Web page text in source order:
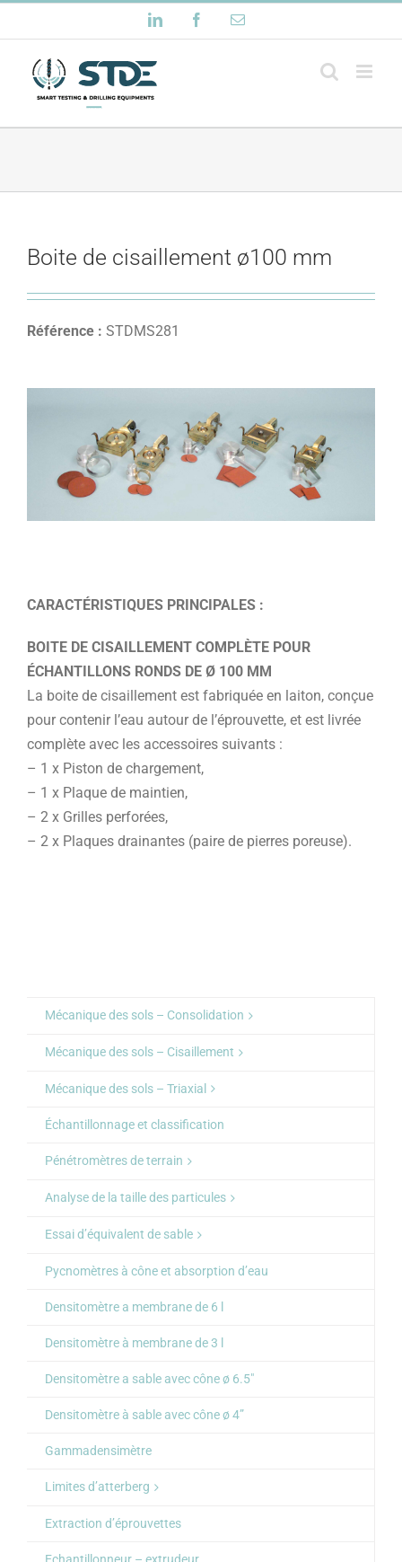
au
contenu
LinkedIn FacebookEmail
Boite de cisaillement ø100 mm
Référence : STDMS281
CARACTÉRISTIQUES PRINCIPALES :
BOITE DE CISAILLEMENT COMPLÈTE POUR
ÉCHANTILLONS RONDS DE Ø 100 MM
La boite de cisaillement est fabriquée en laiton, conçue
pour contenir l’eau autour de l’éprouvette, et est livrée
complète avec les accessoires suivants :
– 1 x Piston de chargement,
– 1 x Plaque de maintien,
– 2 x Grilles perforées,
– 2 x Plaques drainantes (paire de pierres poreuse).
Mécanique des sols – Consolidation
Mécanique des sols – Cisaillement
Mécanique des sols – Triaxial
Échantillonnage et classification
Pénétromètres de terrain
Analyse de la taille des particules
Essai d’équivalent de sable
Pycnomètres à cône et absorption d’eau
Densitomètre a membrane de 6 l
Densitomètre à membrane de 3 l
Densitomètre a sable avec cône ø 6.5″
Densitomètre à sable avec cône ø 4”
Gammadensimètre
Limites d’atterberg
Extraction d’éprouvettes
Echantillonneur – extrudeur